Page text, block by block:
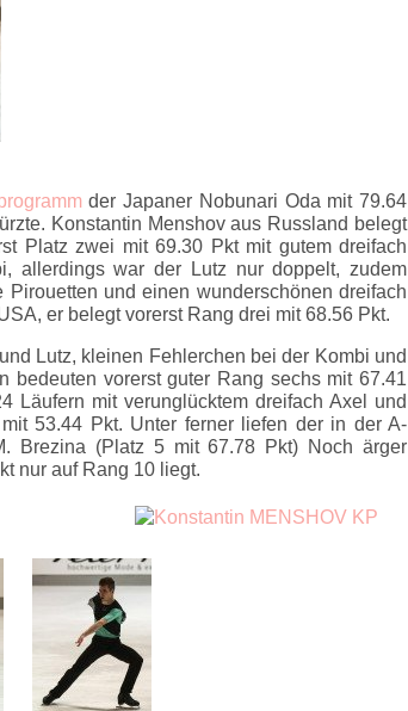
der Japaner Nobunari Oda mit 79.64
Konstantin Menshov aus Russland belegt
Platz zwei mit 69.30 Pkt mit gutem dreifach
allerdings war der Lutz nur doppelt, zudem
und einen wunderschönen dreifach
er belegt vorerst Rang drei mit 68.56 Pkt.
Lutz, kleinen Fehlerchen bei der Kombi und
bedeuten vorerst guter Rang sechs mit 67.41
Läufern mit verunglücktem dreifach Axel und
53.44 Pkt. Unter ferner liefen der in der A-
Brezina (Platz 5 mit 67.78 Pkt) Noch ärger
nur auf Rang 10 liegt.